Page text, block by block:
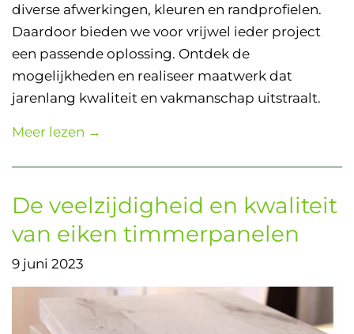
diverse afwerkingen, kleuren en randprofielen.
Daardoor bieden we voor vrijwel ieder project
een passende oplossing. Ontdek de
mogelijkheden en realiseer maatwerk dat
jarenlang kwaliteit en vakmanschap uitstraalt.
Meer lezen →
De veelzijdigheid en kwaliteit
van eiken timmerpanelen
9 juni 2023